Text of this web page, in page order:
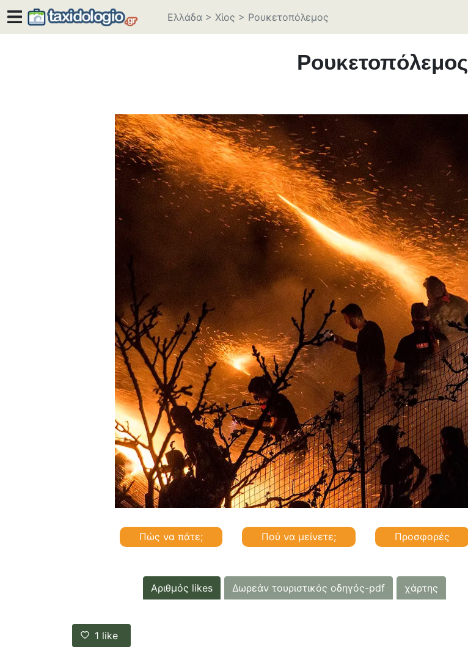
Ελλάδα > Χίος > Ρουκετοπόλεμος
Ρουκετοπόλεμος
Πώς να πάτε; Πού να μείνετε; Προσφορές
Αριθμός likes Δωρεάν τουριστικός οδηγός-pdf χάρτης
1 like